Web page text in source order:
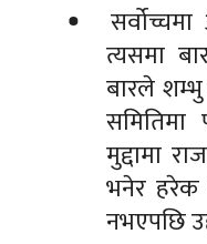
त्यसमा
बारले शम्भु
मुद्दामा
भनेर हरेक
नभएपछि